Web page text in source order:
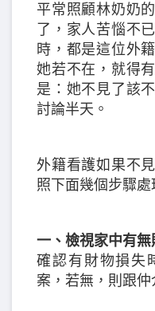
平常照顧林奶奶
了，家人苦惱不
時，都是這位外
她若不在，就得
是：她不見了該
討論半天。
外籍看護如果不
照下面幾個步驟處
一、檢視家中有無
確認有財物損失
案，若無，則跟仲